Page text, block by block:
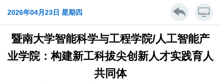
2026年04月23日 星期四
暨南大学智能科学与工程学院/人工智能产
业学院：构建新工科拔尖创新人才实践育人
共同体